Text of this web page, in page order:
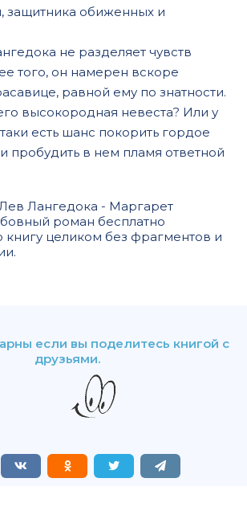
защитника обиженных и
не разделяет чувств
того, он намерен вскоре
равной ему по знатности.
высокородная невеста? Или у
есть шанс покорить гордое
пробудить в нем пламя ответной
Лангедока - Маргарет
роман бесплатно
книгу целиком без фрагментов и
если вы поделитесь книгой с
друзьями.